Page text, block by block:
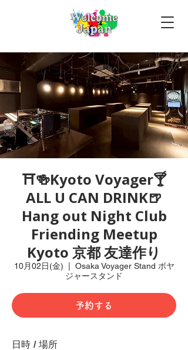
⛩🍻Kyoto Voyager🍸
ALL U CAN DRINK🍺
Hang out Night Club
Friending Meetup
Kyoto 京都 友達作り
10月02日(金)
Osaka Voyager Stand ボヤ
ジャースタンド
予約する
日時 / 場所